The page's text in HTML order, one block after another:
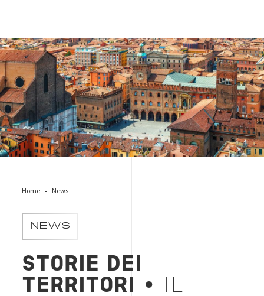
Bologna-veduta
Home News
NEWS
STORIE DEI
TERRITORI
• IL